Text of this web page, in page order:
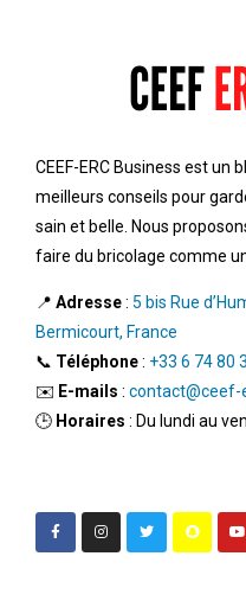
CEEF-ERC Business est un
meilleurs conseils pour
sain et belle. Nous
faire du bricolage comme
📍 Adresse: 5 bis Rue
Bermicourt, France
📞 Téléphone: +33 6 74 80
✉️ E-mails : contact@ceef-
🕒 Horaires : Du lundi au